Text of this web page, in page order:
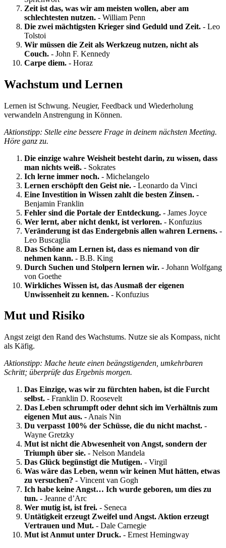
Zeit ist das, was wir am meisten wollen, aber am
schlechtesten nutzen. - William Penn
Die zwei mächtigsten Krieger sind Geduld und Zeit. - Leo
Tolstoi
Wir müssen die Zeit als Werkzeug nutzen, nicht als
Couch. - John F. Kennedy
Carpe diem. - Horaz
Wachstum und Lernen
Lernen ist Schwung. Neugier, Feedback und Wiederholung
verwandeln Anstrengung in Können.
Aktionstipp: Stelle eine bessere Frage in deinem nächsten Meeting.
Höre ganz zu.
Die einzige wahre Weisheit besteht darin, zu wissen, dass
man nichts weiß. - Sokrates
Ich lerne immer noch. - Michelangelo
Lernen erschöpft den Geist nie. - Leonardo da Vinci
Eine Investition in Wissen zahlt die besten Zinsen. -
Benjamin Franklin
Fehler sind die Portale der Entdeckung. - James Joyce
Wer lernt, aber nicht denkt, ist verloren. - Konfuzius
Veränderung ist das Endergebnis allen wahren Lernens. -
Leo Buscaglia
Das Schöne am Lernen ist, dass es niemand von dir
nehmen kann. - B.B. King
Durch Suchen und Stolpern lernen wir. - Johann Wolfgang
von Goethe
Wirkliches Wissen ist, das Ausmaß der eigenen
Unwissenheit zu kennen. - Konfuzius
Mut und Risiko
Angst zeigt den Rand des Wachstums. Nutze sie als Kompass, nicht
als Käfig.
Aktionstipp: Mache heute einen beängstigenden, umkehrbaren
Schritt; überprüfe das Ergebnis morgen.
Das Einzige, was wir zu fürchten haben, ist die Furcht
selbst. - Franklin D. Roosevelt
Das Leben schrumpft oder dehnt sich im Verhältnis zum
eigenen Mut aus. - Anais Nin
Du verpasst 100% der Schüsse, die du nicht machst. -
Wayne Gretzky
Mut ist nicht die Abwesenheit von Angst, sondern der
Triumph über sie. - Nelson Mandela
Das Glück begünstigt die Mutigen. - Virgil
Was wäre das Leben, wenn wir keinen Mut hätten, etwas
zu versuchen? - Vincent van Gogh
Ich habe keine Angst… Ich wurde geboren, um dies zu
tun. - Jeanne d’Arc
Wer mutig ist, ist frei. - Seneca
Untätigkeit erzeugt Zweifel und Angst. Aktion erzeugt
Vertrauen und Mut. - Dale Carnegie
Mut ist Anmut unter Druck. - Ernest Hemingway